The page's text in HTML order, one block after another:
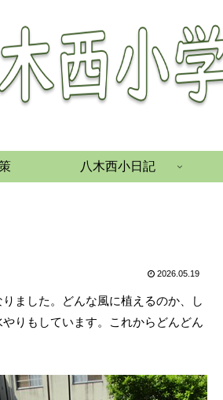
八木西小日記
2026.05.19
ました。どんな風に植えるのか、し
りもしています。これからどんどん